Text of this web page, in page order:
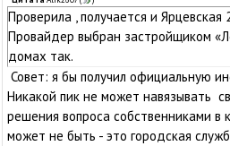
Проверила , получается и
Провайдер выбран застройщиком
домах так.
Совет: я бы получил официальную
Никакой пик не может навязывать
решения вопроса собственниками в
может не быть - это городская